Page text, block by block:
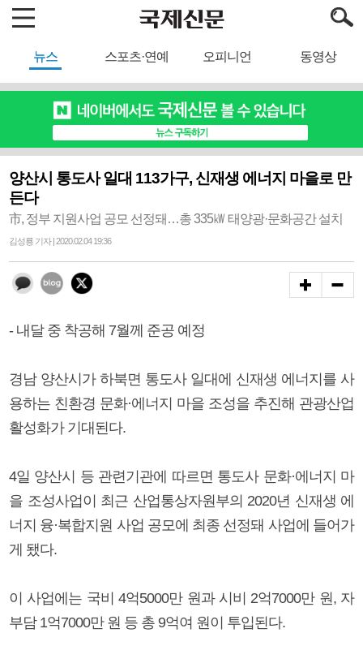
뉴스 스포츠·연예 오피니언 동영상
양산시 통도사 일대 113가구, 신재생 에너지 마을로 만
든다
市, 정부 지원사업 공모 선정돼…총 335㎾ 태양광·문화공간 설치
김성룡 기자 | 2020.02.04 19:36
- 내달 중 착공해 7월께 준공 예정
경남 양산시가 하북면 통도사 일대에 신재생 에너지를 사
용하는 친환경 문화·에너지 마을 조성을 추진해 관광산업
활성화가 기대된다.
4일 양산시 등 관련기관에 따르면 통도사 문화·에너지 마
을 조성사업이 최근 산업통상자원부의 2020년 신재생 에
너지 융·복합지원 사업 공모에 최종 선정돼 사업에 들어가
게 됐다.
이 사업에는 국비 4억5000만 원과 시비 2억7000만 원, 자
부담 1억7000만 원 등 총 9억여 원이 투입된다.